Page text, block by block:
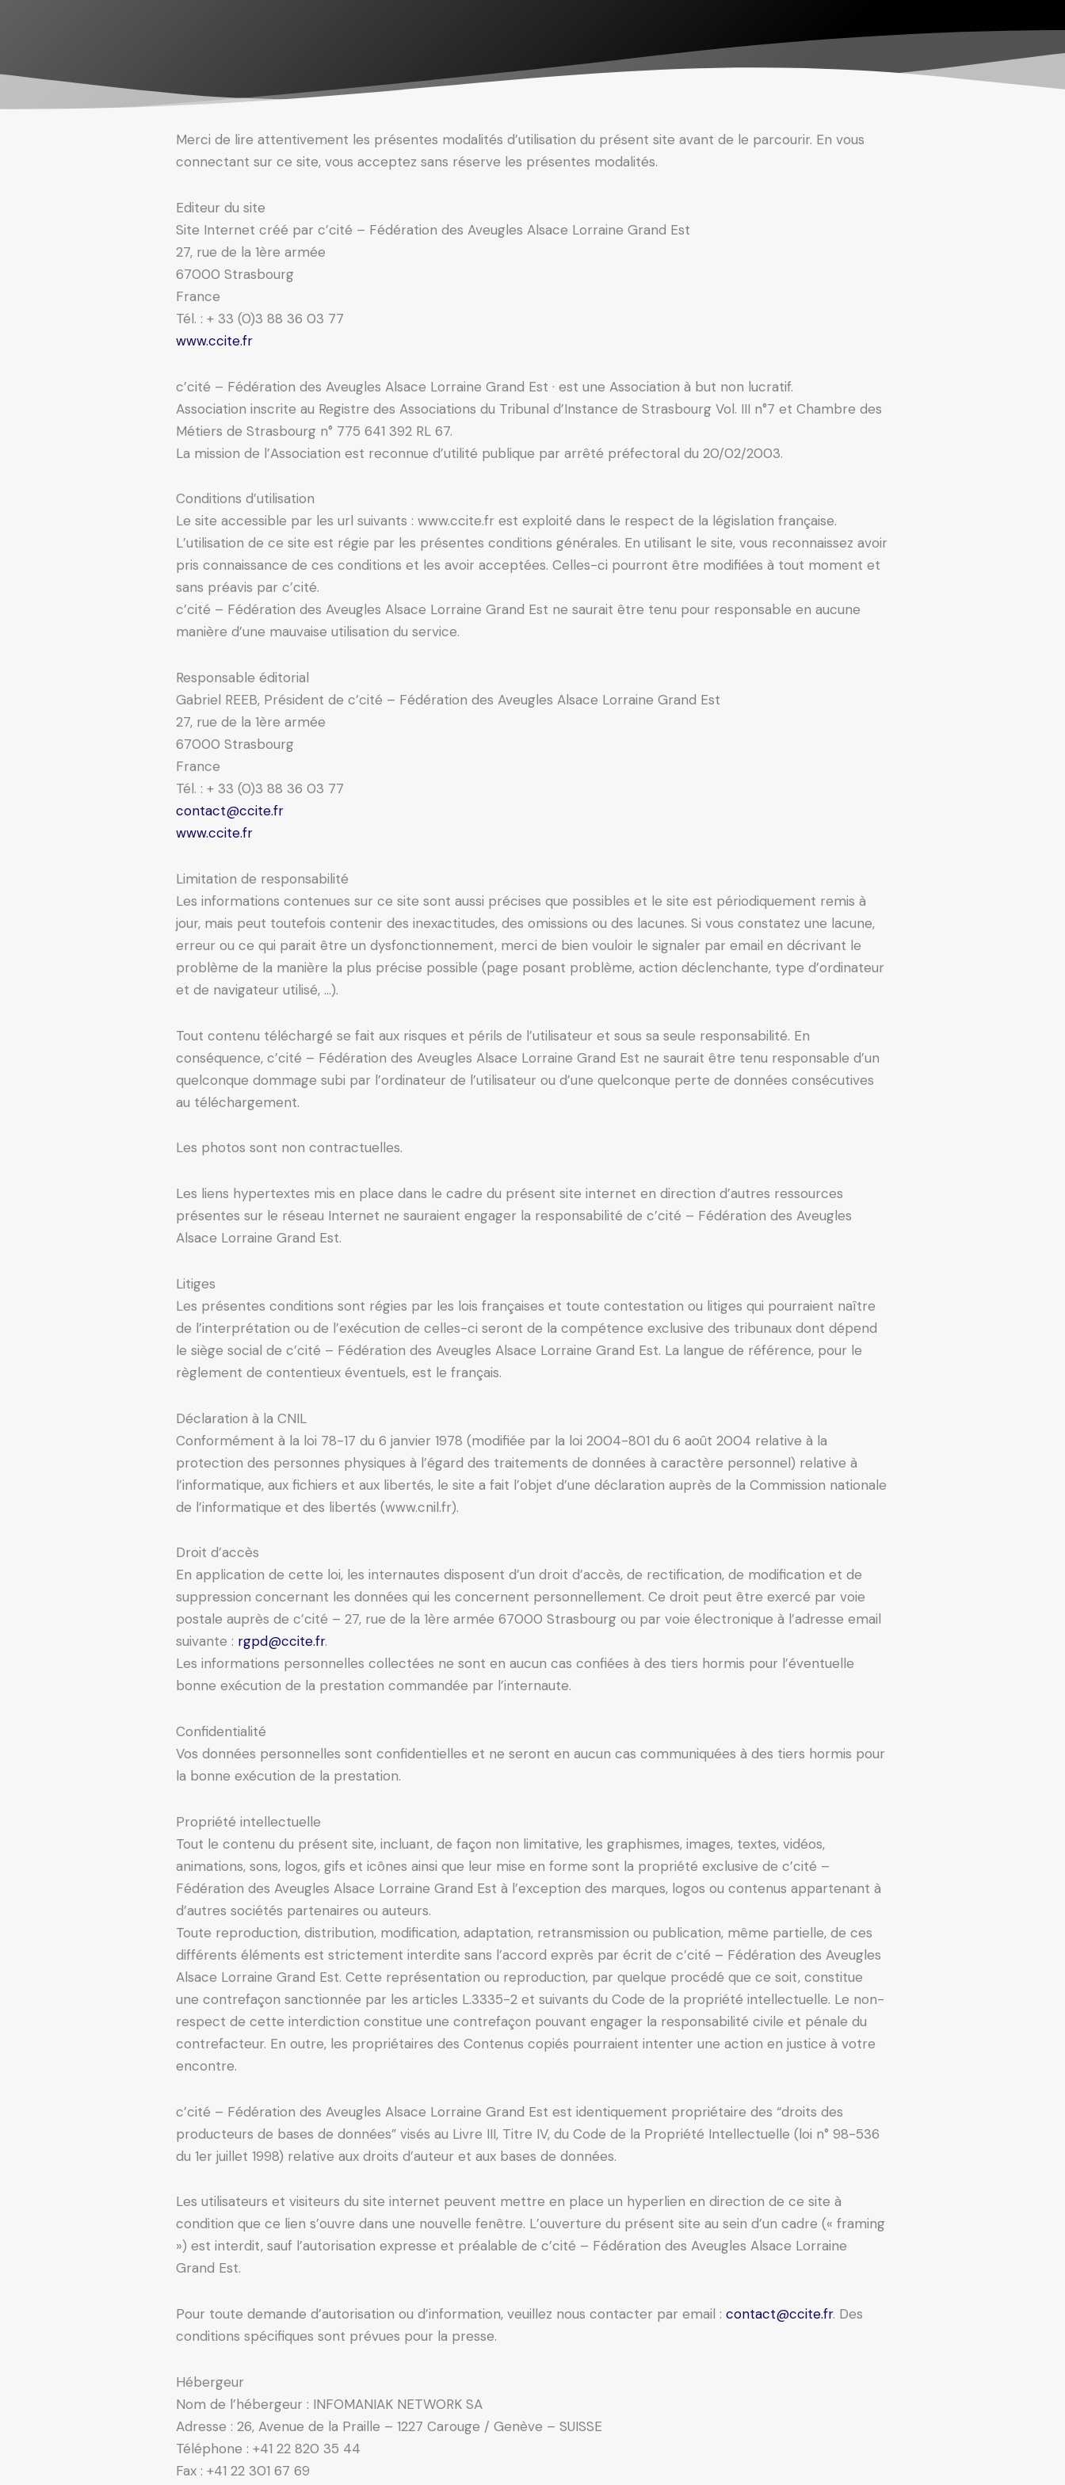
Merci de lire attentivement les présentes modalités d’utilisation du présent site avant de le parcourir. En vous
connectant sur ce site, vous acceptez sans réserve les présentes modalités.
Editeur du site
Site Internet créé par c’cité – Fédération des Aveugles Alsace Lorraine Grand Est
27, rue de la 1ère armée
67000 Strasbourg
France
Tél. : + 33 (0)3 88 36 03 77
www.ccite.fr
c’cité – Fédération des Aveugles Alsace Lorraine Grand Est · est une Association à but non lucratif.
Association inscrite au Registre des Associations du Tribunal d’Instance de Strasbourg Vol. III n°7 et Chambre des
Métiers de Strasbourg n° 775 641 392 RL 67.
La mission de l’Association est reconnue d’utilité publique par arrêté préfectoral du 20/02/2003.
Conditions d’utilisation
Le site accessible par les url suivants : www.ccite.fr est exploité dans le respect de la législation française.
L’utilisation de ce site est régie par les présentes conditions générales. En utilisant le site, vous reconnaissez avoir
pris connaissance de ces conditions et les avoir acceptées. Celles-ci pourront être modifiées à tout moment et
sans préavis par c’cité.
c’cité – Fédération des Aveugles Alsace Lorraine Grand Est ne saurait être tenu pour responsable en aucune
manière d’une mauvaise utilisation du service.
Responsable éditorial
Gabriel REEB, Président de c’cité – Fédération des Aveugles Alsace Lorraine Grand Est
27, rue de la 1ère armée
67000 Strasbourg
France
Tél. : + 33 (0)3 88 36 03 77
contact@ccite.fr
www.ccite.fr
Limitation de responsabilité
Les informations contenues sur ce site sont aussi précises que possibles et le site est périodiquement remis à
jour, mais peut toutefois contenir des inexactitudes, des omissions ou des lacunes. Si vous constatez une lacune,
erreur ou ce qui parait être un dysfonctionnement, merci de bien vouloir le signaler par email en décrivant le
problème de la manière la plus précise possible (page posant problème, action déclenchante, type d’ordinateur
et de navigateur utilisé, …).
Tout contenu téléchargé se fait aux risques et périls de l’utilisateur et sous sa seule responsabilité. En
conséquence, c’cité – Fédération des Aveugles Alsace Lorraine Grand Est ne saurait être tenu responsable d’un
quelconque dommage subi par l’ordinateur de l’utilisateur ou d’une quelconque perte de données consécutives
au téléchargement.
Les photos sont non contractuelles.
Les liens hypertextes mis en place dans le cadre du présent site internet en direction d’autres ressources
présentes sur le réseau Internet ne sauraient engager la responsabilité de c’cité – Fédération des Aveugles
Alsace Lorraine Grand Est.
Litiges
Les présentes conditions sont régies par les lois françaises et toute contestation ou litiges qui pourraient naître
de l’interprétation ou de l’exécution de celles-ci seront de la compétence exclusive des tribunaux dont dépend
le siège social de c’cité – Fédération des Aveugles Alsace Lorraine Grand Est. La langue de référence, pour le
règlement de contentieux éventuels, est le français.
Déclaration à la CNIL
Conformément à la loi 78-17 du 6 janvier 1978 (modifiée par la loi 2004-801 du 6 août 2004 relative à la
protection des personnes physiques à l’égard des traitements de données à caractère personnel) relative à
l’informatique, aux fichiers et aux libertés, le site a fait l’objet d’une déclaration auprès de la Commission nationale
de l’informatique et des libertés (www.cnil.fr).
Droit d’accès
En application de cette loi, les internautes disposent d’un droit d’accès, de rectification, de modification et de
suppression concernant les données qui les concernent personnellement. Ce droit peut être exercé par voie
postale auprès de c’cité – 27, rue de la 1ère armée 67000 Strasbourg ou par voie électronique à l’adresse email
suivante : rgpd@ccite.fr.
Les informations personnelles collectées ne sont en aucun cas confiées à des tiers hormis pour l’éventuelle
bonne exécution de la prestation commandée par l’internaute.
Confidentialité
Vos données personnelles sont confidentielles et ne seront en aucun cas communiquées à des tiers hormis pour
la bonne exécution de la prestation.
Propriété intellectuelle
Tout le contenu du présent site, incluant, de façon non limitative, les graphismes, images, textes, vidéos,
animations, sons, logos, gifs et icônes ainsi que leur mise en forme sont la propriété exclusive de c’cité –
Fédération des Aveugles Alsace Lorraine Grand Est à l’exception des marques, logos ou contenus appartenant à
d’autres sociétés partenaires ou auteurs.
Toute reproduction, distribution, modification, adaptation, retransmission ou publication, même partielle, de ces
différents éléments est strictement interdite sans l’accord exprès par écrit de c’cité – Fédération des Aveugles
Alsace Lorraine Grand Est. Cette représentation ou reproduction, par quelque procédé que ce soit, constitue
une contrefaçon sanctionnée par les articles L.3335-2 et suivants du Code de la propriété intellectuelle. Le non-
respect de cette interdiction constitue une contrefaçon pouvant engager la responsabilité civile et pénale du
contrefacteur. En outre, les propriétaires des Contenus copiés pourraient intenter une action en justice à votre
encontre.
c’cité – Fédération des Aveugles Alsace Lorraine Grand Est est identiquement propriétaire des “droits des
producteurs de bases de données” visés au Livre III, Titre IV, du Code de la Propriété Intellectuelle (loi n° 98-536
du 1er juillet 1998) relative aux droits d’auteur et aux bases de données.
Les utilisateurs et visiteurs du site internet peuvent mettre en place un hyperlien en direction de ce site à
condition que ce lien s’ouvre dans une nouvelle fenêtre. L’ouverture du présent site au sein d’un cadre (« framing
») est interdit, sauf l’autorisation expresse et préalable de c’cité – Fédération des Aveugles Alsace Lorraine
Grand Est.
Pour toute demande d’autorisation ou d’information, veuillez nous contacter par email : contact@ccite.fr. Des
conditions spécifiques sont prévues pour la presse.
Hébergeur
Nom de l’hébergeur : INFOMANIAK NETWORK SA
Adresse : 26, Avenue de la Praille – 1227 Carouge / Genève – SUISSE
Téléphone : +41 22 820 35 44
Fax : +41 22 301 67 69